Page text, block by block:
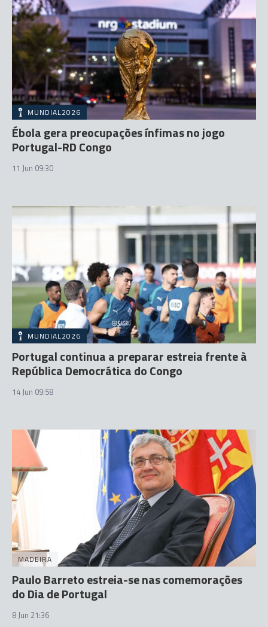
MUNDIAL2026
Ébola gera preocupações ínfimas no jogo
Portugal-RD Congo
11 Jun 09:30
MUNDIAL2026
Portugal continua a preparar estreia frente à
República Democrática do Congo
14 Jun 09:58
MADEIRA
Paulo Barreto estreia-se nas comemorações
do Dia de Portugal
8 Jun 21:36